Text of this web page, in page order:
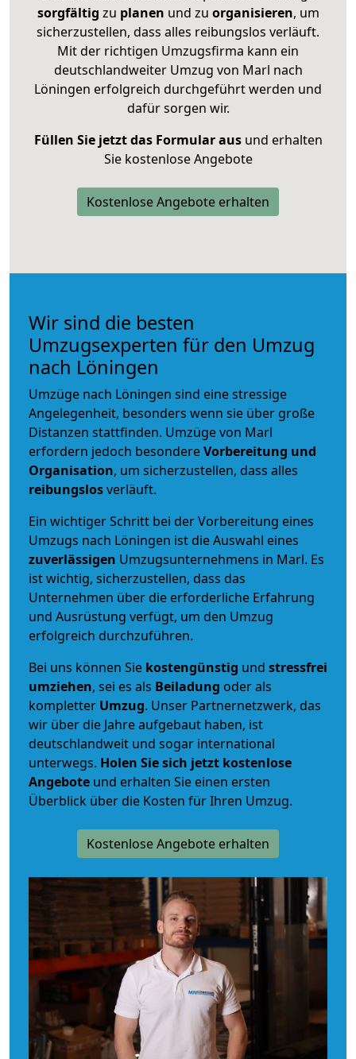
sorgfältig zu planen und zu organisieren, um
sicherzustellen, dass alles reibungslos verläuft.
Mit der richtigen Umzugsfirma kann ein
deutschlandweiter Umzug von Marl nach
Löningen erfolgreich durchgeführt werden und
dafür sorgen wir.
Füllen Sie jetzt das Formular ausund erhalten
Sie kostenlose Angebote
Kostenlose Angebote erhalten
Wir sind die besten
Umzugsexperten für den Umzug
nach Löningen
Umzüge nach Löningen sind eine stressige
Angelegenheit, besonders wenn sie über große
Distanzen stattfinden. Umzüge von Marl
erfordern jedoch besondereVorbereitung und
Organisation, um sicherzustellen, dass alles
reibungslosverläuft.
Ein wichtiger Schritt bei der Vorbereitung eines
Umzugs nach Löningen ist die Auswahl eines
zuverlässigen Umzugsunternehmens in Marl. Es
ist wichtig, sicherzustellen, dass das
Unternehmen über die erforderliche Erfahrung
und Ausrüstung verfügt, um den Umzug
erfolgreich durchzuführen.
Bei uns können Sie kostengünstig und stressfrei
umziehen, sei es als Beiladung oder als
kompletter Umzug. Unser Partnernetzwerk, das
wir über die Jahre aufgebaut haben, ist
deutschlandweit und sogar international
unterwegs. Holen Sie sich jetzt kostenlose
Angebote und erhalten Sie einen ersten
Überblick über die Kosten für Ihren Umzug.
Kostenlose Angebote erhalten